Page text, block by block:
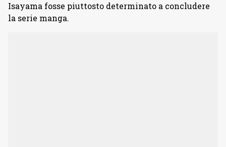
Isayama fosse piuttosto determinato a concludere
la serie manga.